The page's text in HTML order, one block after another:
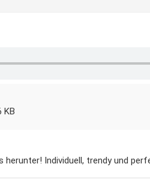
KB
Individuell, trendy und